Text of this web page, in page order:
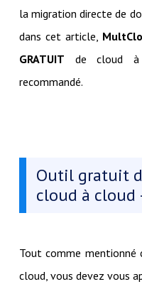
la migration directe de
dans cet article,
GRATUIT de cloud à
recommandé.
Outil gratuit
cloud à cloud
Tout comme mentionné
cloud, vous devez vous